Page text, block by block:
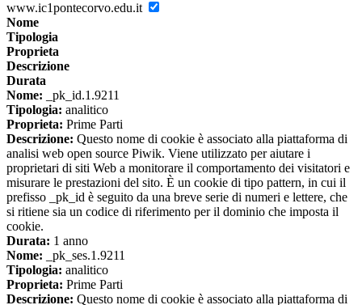
www.ic1pontecorvo.edu.it
Nome
Tipologia
Proprieta
Descrizione
Durata
Nome: _pk_id.1.9211
Tipologia: analitico
Proprieta: Prime Parti
Descrizione: Questo nome di cookie è associato alla piattaforma di
analisi web open source Piwik. Viene utilizzato per aiutare i
proprietari di siti Web a monitorare il comportamento dei visitatori e
misurare le prestazioni del sito. È un cookie di tipo pattern, in cui il
prefisso _pk_id è seguito da una breve serie di numeri e lettere, che
si ritiene sia un codice di riferimento per il dominio che imposta il
cookie.
Durata: 1 anno
Nome: _pk_ses.1.9211
Tipologia: analitico
Proprieta: Prime Parti
Descrizione: Questo nome di cookie è associato alla piattaforma di